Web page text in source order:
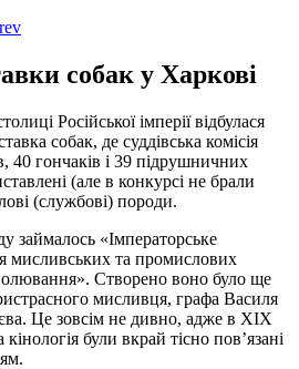
собак у Харкові
Російської імперії відбулася
собак, де суддівська комісія
40 гончаків і 39 підрушничних
(але в конкурсі не брали
(службові) породи.
займалось «Імператорське
мисливських та промислових
Створено воно було ще
мисливця, графа Василя
Це зовсім не дивно, адже в XIX
кінологія були вкрай тісно пов’язані